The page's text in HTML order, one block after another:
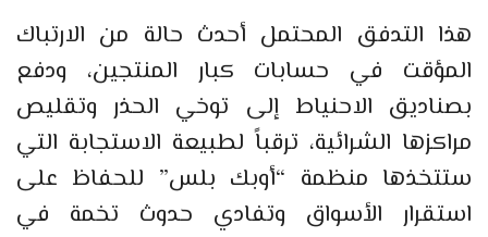
هذا التدفق المحتمل أحدث حالة من الارتباك
المؤقت في حسابات كبار المنتجين، ودفع
بصناديق الاحنياط إلى توخي الحذر وتقليص
مراكزها الشرائية، ترقباً لطبيعة الاستجابة التي
ستتخذها منظمة “أوبك بلس” للحفاظ على
استقرار الأسواق وتفادي حدوث تخمة في